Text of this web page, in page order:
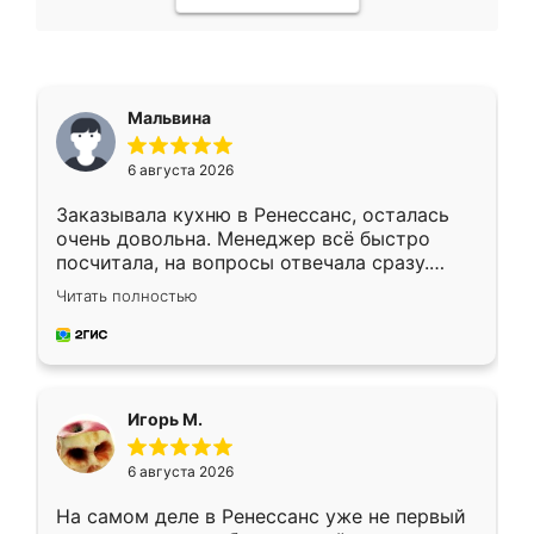
Мальвина
6 августа 2026
Заказывала кухню в Ренессанс, осталась
очень довольна. Менеджер всё быстро
посчитала, на вопросы отвечала сразу.
Замерщик приехал в субботу, подошёл к
делу со всей ответственностью. Собрали
за день, ребята работали аккуратно, даже
Читать полностью
Игорь М.
6 августа 2026
На самом деле в Ренессанс уже не первый